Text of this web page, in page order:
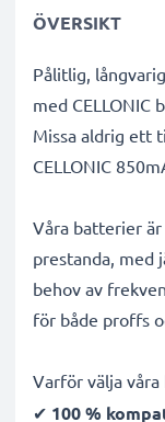
ÖVERSIKT
Pålitlig,
med CELLONIC
Missa aldrig ett
CELLONIC
Våra batterier
prestanda, med
behov av
för både proffs
Varför välja
✔ 100 %